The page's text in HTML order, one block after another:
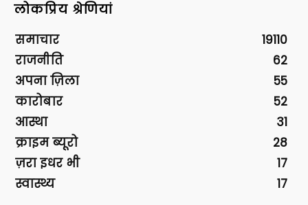
लोकप्रिय श्रेणियां
समाचार
19110
राजनीति
62
अपना ज़िला
55
कारोबार
52
आस्था
31
क्राइम ब्यूरो
28
ज़रा इधर भी
17
स्वास्थ्य
17